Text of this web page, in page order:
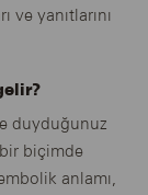
ve yanıtlarını
duyduğunuz
biçimde
anlamı,